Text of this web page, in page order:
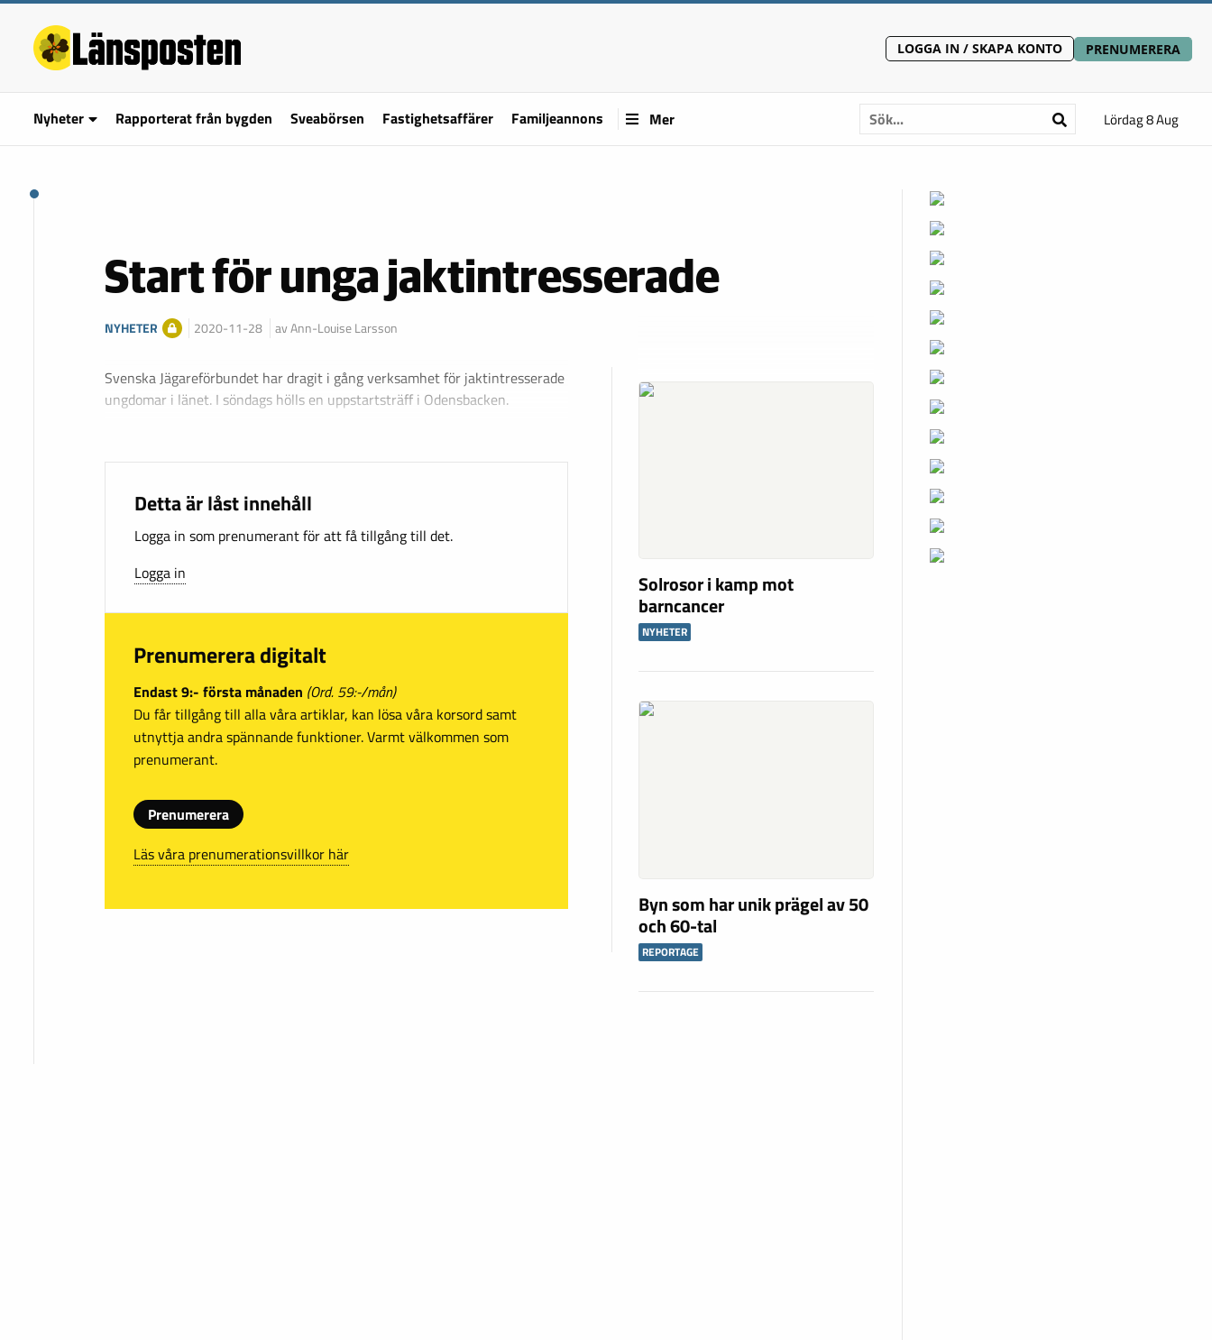
LOGGA IN / SKAPA KONTO PRENUMERERA
Nyheter Rapporterat från bygden Sveabörsen Fastighetsaffärer Familjeannons Mer Lördag 8 Aug
Start för unga jaktintresserade
NYHETER 2020-11-28 av Ann-Louise Larsson
Svenska Jägareförbundet har dragit i gång verksamhet för jaktintresserade
ungdomar i länet. I söndags hölls en uppstartsträff i Odensbacken.
Detta är låst innehåll
Logga in som prenumerant för att få tillgång till det.
Logga in
Prenumerera digitalt
Endast 9:- första månaden (Ord. 59:-/mån)
Du får tillgång till alla våra artiklar, kan lösa våra korsord samt
utnyttja andra spännande funktioner. Varmt välkommen som
prenumerant.
Prenumerera
Läs våra prenumerationsvillkor här
Solrosor i kamp mot
barncancer
NYHETER
Byn som har unik prägel av 50
och 60-tal
REPORTAGE